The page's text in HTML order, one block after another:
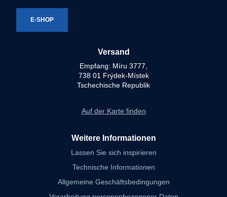
E-SHOP
Versand
Empfang: Míru 3777,
738 01 Frýdek-Místek
Tschechische Republik
Auf der Karte finden
Weitere Informationen
Lassen Sie sich inspirieren
Technische Informationen
Allgemeine Geschäftsbedingungen